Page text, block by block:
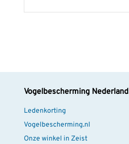
Vogelbescherming Nederland
Ledenkorting
Vogelbescherming.nl
Onze winkel in Zeist